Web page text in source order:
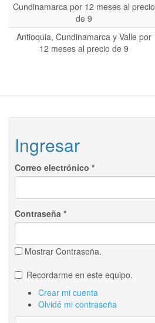
Cundinamarca por 12 meses al precio
de 9
Antioquia, Cundinamarca y Valle por
12 meses al precio de 9
Ingresar
Correo electrónico *
Contraseña *
Mostrar Contraseña.
Recordarme en este equipo.
Crear mi cuenta
Olvidé mi contraseña